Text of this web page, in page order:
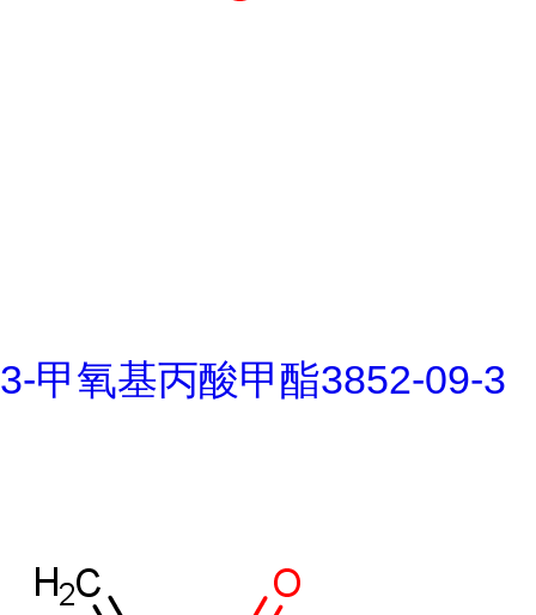
3-甲氧基丙酸甲酯3852-09-3